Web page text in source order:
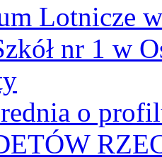
Lotnicze
nr 1 w
o